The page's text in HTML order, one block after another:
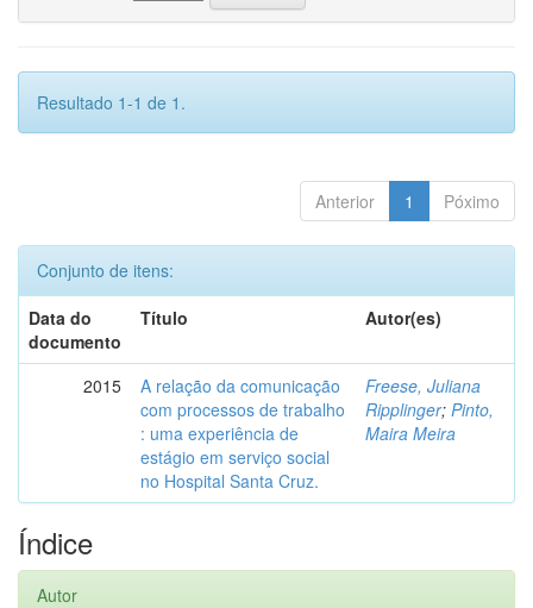
Resultado 1-1 de 1.
Anterior 1 Póximo
Conjunto de itens:
Data do
documento
Título Autor(es)
2015
A relação da comunicação
com processos de trabalho
: uma experiência de
estágio em serviço social
no Hospital Santa Cruz.
Freese, Juliana
Ripplinger; Pinto,
Maira Meira
Índice
Autor